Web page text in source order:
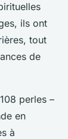
ils ont
tout
de
perles –
en
à